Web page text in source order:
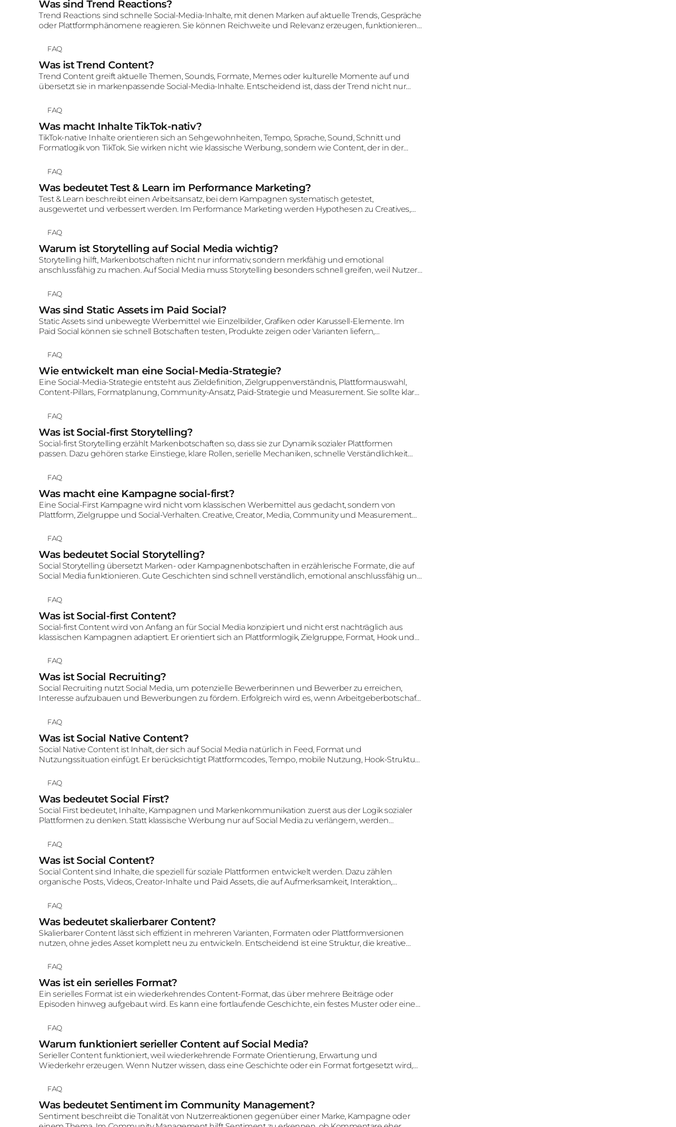
Was sind Trend Reactions?
Trend Reactions sind schnelle Social-Media-Inhalte, mit denen Marken auf aktuelle Trends, Gespräche
oder Plattformphänomene reagieren. Sie können Reichweite und Relevanz erzeugen, funktionieren
FAQ
Was ist Trend Content?
Trend Content greift aktuelle Themen, Sounds, Formate, Memes oder kulturelle Momente auf und
übersetzt sie in markenpassende Social-Media-Inhalte. Entscheidend ist, dass der Trend nicht nur
FAQ
Was macht Inhalte TikTok-nativ?
TikTok-native Inhalte orientieren sich an Sehgewohnheiten, Tempo, Sprache, Sound, Schnitt und
Formatlogik von TikTok. Sie wirken nicht wie klassische Werbung, sondern wie Content, der in der
FAQ
Was bedeutet Test & Learn im Performance Marketing?
Test & Learn beschreibt einen Arbeitsansatz, bei dem Kampagnen systematisch getestet,
ausgewertet und verbessert werden. Im Performance Marketing werden Hypothesen zu Creatives,
FAQ
Warum ist Storytelling auf Social Media wichtig?
Storytelling hilft, Markenbotschaften nicht nur informativ, sondern merkfähig und emotional
anschlussfähig zu machen. Auf Social Media muss Storytelling besonders schnell greifen, weil Nutzer
FAQ
Was sind Static Assets im Paid Social?
Static Assets sind unbewegte Werbemittel wie Einzelbilder, Grafiken oder Karussell-Elemente. Im
Paid Social können sie schnell Botschaften testen, Produkte zeigen oder Varianten liefern,
FAQ
Wie entwickelt man eine Social-Media-Strategie?
Eine Social-Media-Strategie entsteht aus Zieldefinition, Zielgruppenverständnis, Plattformauswahl,
Content-Pillars, Formatplanung, Community-Ansatz, Paid-Strategie und Measurement. Sie sollte klar
FAQ
Was ist Social-first Storytelling?
Social-first Storytelling erzählt Markenbotschaften so, dass sie zur Dynamik sozialer Plattformen
passen. Dazu gehören starke Einstiege, klare Rollen, serielle Mechaniken, schnelle Verständlichkeit
FAQ
Was macht eine Kampagne social-first?
Eine Social-First Kampagne wird nicht vom klassischen Werbemittel aus gedacht, sondern von
Plattform, Zielgruppe und Social-Verhalten. Creative, Creator, Media, Community und Measurement
FAQ
Was bedeutet Social Storytelling?
Social Storytelling übersetzt Marken- oder Kampagnenbotschaften in erzählerische Formate, die auf
Social Media funktionieren. Gute Geschichten sind schnell verständlich, emotional anschlussfähig und
FAQ
Was ist Social-first Content?
Social-first Content wird von Anfang an für Social Media konzipiert und nicht erst nachträglich aus
klassischen Kampagnen adaptiert. Er orientiert sich an Plattformlogik, Zielgruppe, Format, Hook und
FAQ
Was ist Social Recruiting?
Social Recruiting nutzt Social Media, um potenzielle Bewerberinnen und Bewerber zu erreichen,
Interesse aufzubauen und Bewerbungen zu fördern. Erfolgreich wird es, wenn Arbeitgeberbotschaft,
FAQ
Was ist Social Native Content?
Social Native Content ist Inhalt, der sich auf Social Media natürlich in Feed, Format und
Nutzungssituation einfügt. Er berücksichtigt Plattformcodes, Tempo, mobile Nutzung, Hook-Struktur
FAQ
Was bedeutet Social First?
Social First bedeutet, Inhalte, Kampagnen und Markenkommunikation zuerst aus der Logik sozialer
Plattformen zu denken. Statt klassische Werbung nur auf Social Media zu verlängern, werden
entwickelt.
FAQ
Was ist Social Content?
Social Content sind Inhalte, die speziell für soziale Plattformen entwickelt werden. Dazu zählen
organische Posts, Videos, Creator-Inhalte und Paid Assets, die auf Aufmerksamkeit, Interaktion,
FAQ
Was bedeutet skalierbarer Content?
Skalierbarer Content lässt sich effizient in mehreren Varianten, Formaten oder Plattformversionen
nutzen, ohne jedes Asset komplett neu zu entwickeln. Entscheidend ist eine Struktur, die kreative
FAQ
Was ist ein serielles Format?
Ein serielles Format ist ein wiederkehrendes Content-Format, das über mehrere Beiträge oder
Episoden hinweg aufgebaut wird. Es kann eine fortlaufende Geschichte, ein festes Muster oder eine
FAQ
Warum funktioniert serieller Content auf Social Media?
Serieller Content funktioniert, weil wiederkehrende Formate Orientierung, Erwartung und
Wiederkehr erzeugen. Wenn Nutzer wissen, dass eine Geschichte oder ein Format fortgesetzt wird,
FAQ
Was bedeutet Sentiment im Community Management?
Sentiment beschreibt die Tonalität von Nutzerreaktionen gegenüber einer Marke, Kampagne oder